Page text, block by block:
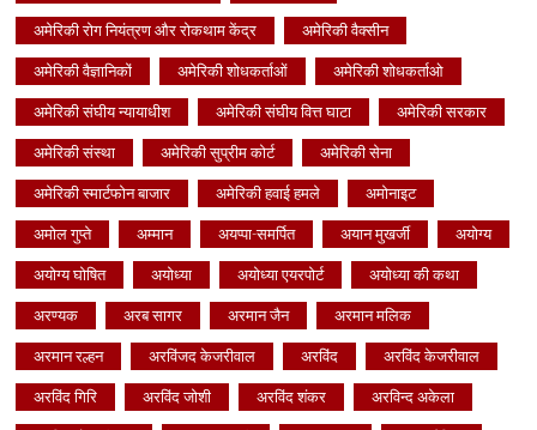
अमेरिकी रोग नियंत्रण और रोकथाम केंद्र अमेरिकी वैक्सीन
अमेरिकी वैज्ञानिकों अमेरिकी शोधकर्ताओं अमेरिकी शोधकर्ताओ
अमेरिकी संघीय न्यायाधीश अमेरिकी संघीय वित्त घाटा अमेरिकी सरकार
अमेरिकी संस्था अमेरिकी सुप्रीम कोर्ट अमेरिकी सेना
अमेरिकी स्मार्टफोन बाजार अमेरिकी हवाई हमले अमोनाइट
अमोल गुप्ते अम्मान अयप्पा-समर्पित अयान मुखर्जी अयोग्य
अयोग्य घोषित अयोध्या अयोध्या एयरपोर्ट अयोध्या की कथा
अरण्यक अरब सागर अरमान जैन अरमान मलिक
अरमान रल्हन अरविंजद केजरीवाल अरविंद अरविंद केजरीवाल
अरविंद गिरि अरविंद जोशी अरविंद शंकर अरविन्द अकेला